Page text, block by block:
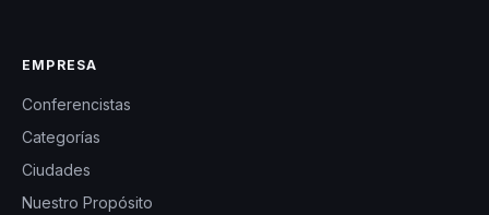
EMPRESA
Conferencistas
Categorías
Ciudades
Nuestro Propósito